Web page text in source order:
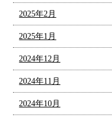
2025年2月
2025年1月
2024年12月
2024年11月
2024年10月